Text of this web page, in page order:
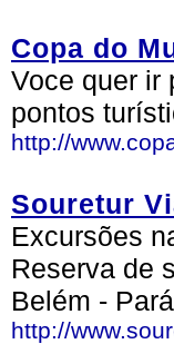
Copa do
Voce quer ir
pontos
http://
Souretur
Excursões
Reserva de
Belém -
http://